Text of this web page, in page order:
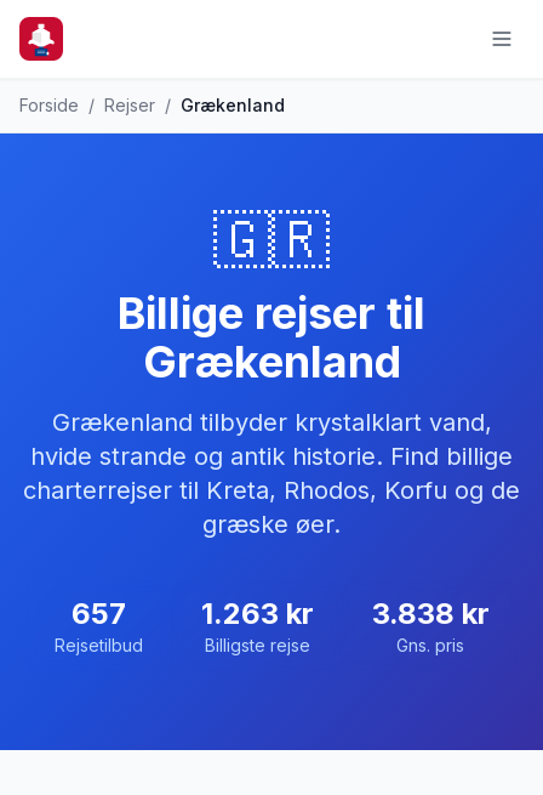
Forside / Rejser / Grækenland
🇬🇷
Billige rejser til
Grækenland
Grækenland tilbyder krystalklart vand,
hvide strande og antik historie. Find billige
charterrejser til Kreta, Rhodos, Korfu og de
græske øer.
657
Rejsetilbud
1.263 kr
Billigste rejse
3.838 kr
Gns. pris